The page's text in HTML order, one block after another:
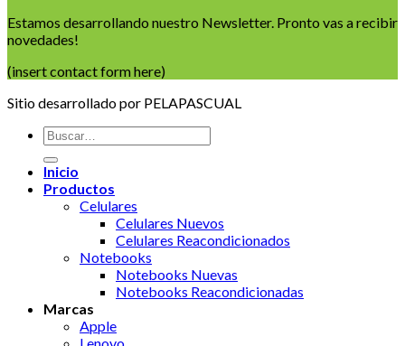
Estamos desarrollando nuestro Newsletter. Pronto vas a recibir
novedades!
(insert contact form here)
Sitio desarrollado por PELAPASCUAL
Buscar
por:
Inicio
Productos
Celulares
Celulares Nuevos
Celulares Reacondicionados
Notebooks
Notebooks Nuevas
Notebooks Reacondicionadas
Marcas
Apple